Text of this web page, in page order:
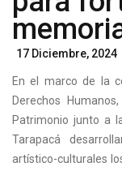
Posted
17 Diciembre, 2024
En el marco de la
Derechos
Patrimonio junto a
Tarapacá
artístico-culturales